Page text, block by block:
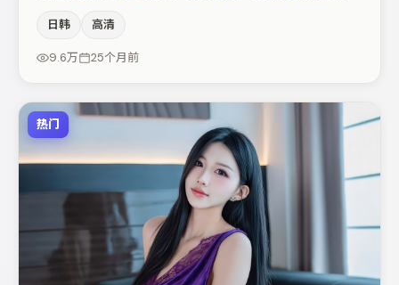
在片中承担叙事驱动，周迅、秦海璐分别提供反差与喜剧/
悬疑调剂（视场次而定）。若你偏爱强类型与清晰主线，这
部作品值得关注。
日韩 高清
9.6万 25个月前
热门